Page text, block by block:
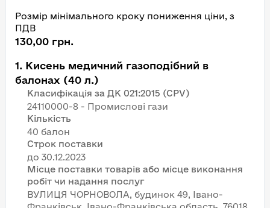
Розмір мінімального кроку пониження ціни, з
ПДВ
130,00 грн.
1. Кисень медичний газоподібний в
балонах (40 л.)
Класифікація за ДК 021:2015 (CPV)
24110000-8 - Промислові гази
Кількість
40 балон
Строк поставки
Місце поставки товарів або місце виконання
робіт чи надання послуг
ВУЛИЦЯ ЧОРНОВОЛА, будинок 49, Івано-